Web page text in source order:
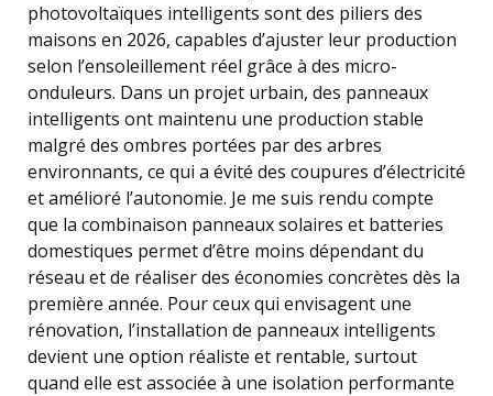
photovoltaïques intelligents sont des piliers des
maisons en 2026, capables d’ajuster leur production
selon l’ensoleillement réel grâce à des micro-
onduleurs. Dans un projet urbain, des panneaux
intelligents ont maintenu une production stable
malgré des ombres portées par des arbres
environnants, ce qui a évité des coupures d’électricité
et amélioré l’autonomie. Je me suis rendu compte
que la combinaison panneaux solaires et batteries
domestiques permet d’être moins dépendant du
réseau et de réaliser des économies concrètes dès la
première année. Pour ceux qui envisagent une
rénovation, l’installation de panneaux intelligents
devient une option réaliste et rentable, surtout
quand elle est associée à une isolation performante